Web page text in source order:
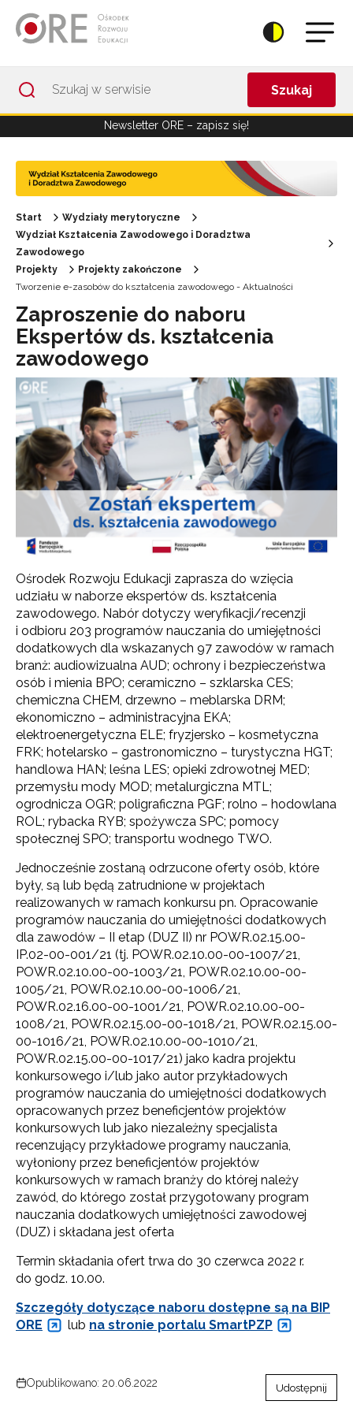
Szukaj
Newsletter ORE – zapisz się!
Start
Wydziały merytoryczne
Wydział Kształcenia Zawodowego i Doradztwa
Zawodowego
Projekty
Projekty zakończone
Tworzenie e-zasobów do kształcenia zawodowego - Aktualności
Zaproszenie do naboru
Ekspertów ds. kształcenia
zawodowego
Ośrodek Rozwoju Edukacji zaprasza do wzięcia
udziału w naborze ekspertów ds. kształcenia
zawodowego. Nabór dotyczy weryfikacji/recenzji
i odbioru 203 programów nauczania do umiejętności
dodatkowych dla wskazanych 97 zawodów w ramach
branż: audiowizualna AUD; ochrony i bezpieczeństwa
osób i mienia BPO; ceramiczno – szklarska CES;
chemiczna CHEM, drzewno – meblarska DRM;
ekonomiczno – administracyjna EKA;
elektroenergetyczna ELE; fryzjersko – kosmetyczna
FRK; hotelarsko – gastronomiczno – turystyczna HGT;
handlowa HAN; leśna LES; opieki zdrowotnej MED;
przemysłu mody MOD; metalurgiczna MTL;
ogrodnicza OGR; poligraficzna PGF; rolno – hodowlana
ROL; rybacka RYB; spożywcza SPC; pomocy
społecznej SPO; transportu wodnego TWO.
Jednocześnie zostaną odrzucone oferty osób, które
były, są lub będą zatrudnione w projektach
realizowanych w ramach konkursu pn. Opracowanie
programów nauczania do umiejętności dodatkowych
dla zawodów – II etap (DUZ II) nr POWR.02.15.00-
IP.02-00-001/21 (tj. POWR.02.10.00-00-1007/21,
POWR.02.10.00-00-1003/21, POWR.02.10.00-00-
1005/21, POWR.02.10.00-00-1006/21,
POWR.02.16.00-00-1001/21, POWR.02.10.00-00-
1008/21, POWR.02.15.00-00-1018/21, POWR.02.15.00-
00-1016/21, POWR.02.10.00-00-1010/21,
POWR.02.15.00-00-1017/21) jako kadra projektu
konkursowego i/lub jako autor przykładowych
programów nauczania do umiejętności dodatkowych
opracowanych przez beneficjentów projektów
konkursowych lub jako niezależny specjalista
recenzujący przykładowe programy nauczania,
wyłoniony przez beneficjentów projektów
konkursowych w ramach branży do której należy
zawód, do którego został przygotowany program
nauczania dodatkowych umiejętności zawodowej
(DUZ) i składana jest oferta
Termin składania ofert trwa do 30 czerwca 2022 r.
do godz. 10.00.
Szczegóły dotyczące naboru dostępne są na BIP
ORE
lub na stronie portalu SmartPZP
Opublikowano: 20.06.2022 Udostępnij